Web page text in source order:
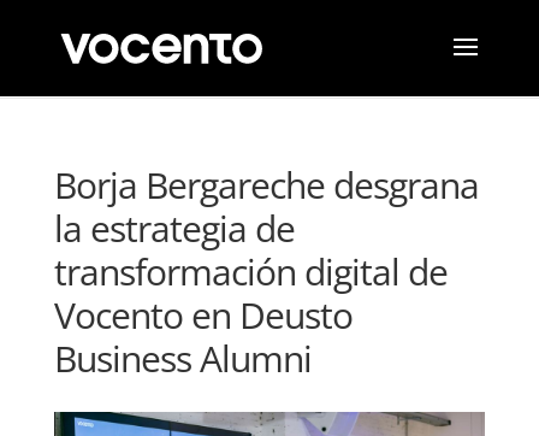
Borja Bergareche desgrana
la estrategia de
transformación digital de
Vocento en Deusto
Business Alumni